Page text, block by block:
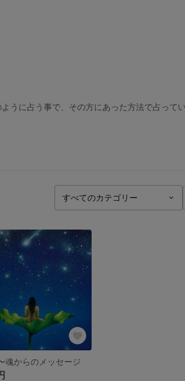
うに占う事で、その方にあった方法で占って
魂からのメッセージ